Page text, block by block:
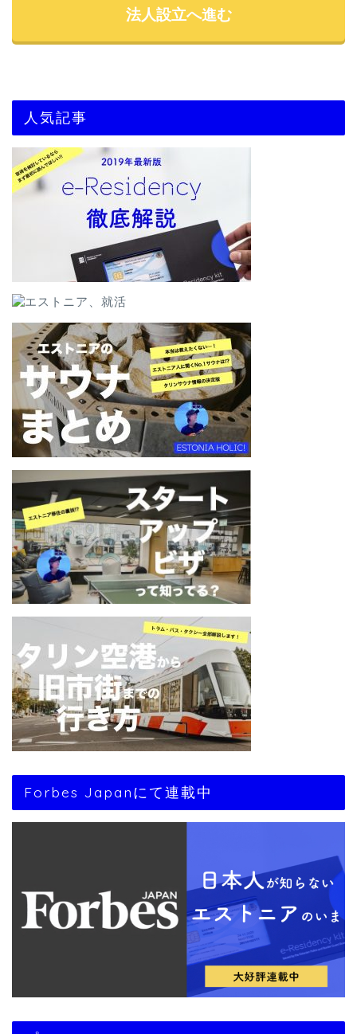
法人設立へ進む
人気記事
Forbes Japanにて連載中